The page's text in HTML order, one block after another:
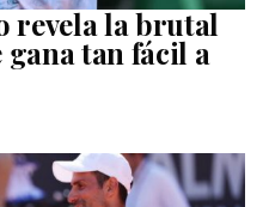
revela la brutal
tan fácil a